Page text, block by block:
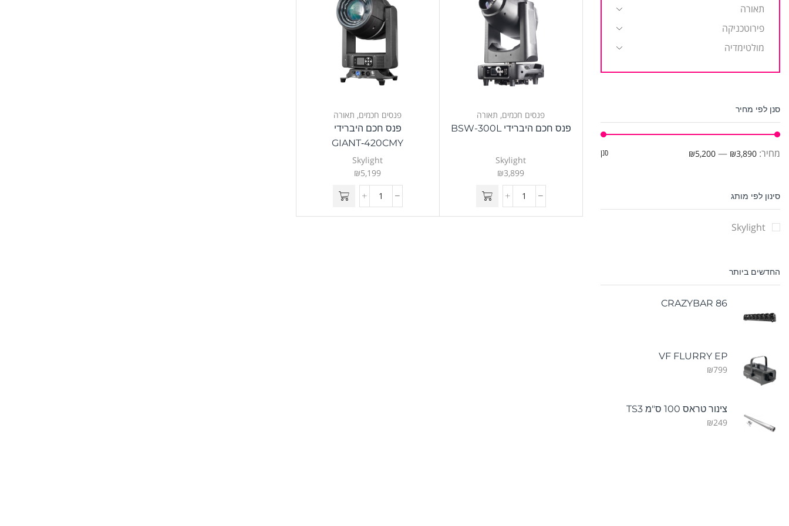
פנסים חכמים, תאורה
פנס חכם היברידי BSW-300L
Skylight
₪3,899
פנסים חכמים, תאורה
פנס חכם היברידי
GIANT‑420CMY
Skylight
₪5,199
תאורה
פירוטכניקה
מולטימדיה
סנן לפי מחיר
סנן מחיר: ₪3,890
—
₪5,200
סינון לפי מותג
Skylight
החדשים ביותר
CRAZYBAR 86
VF FLURRY EP
₪799
צינור טראס 100 ס"מ TS3
₪249